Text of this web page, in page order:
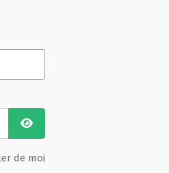
Afficher le mot de passe
de moi